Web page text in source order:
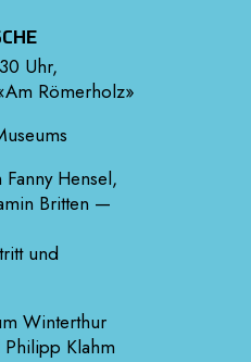
Uhr,
Römerholz»
Hensel,
Britten —
und
Winterthur
Klahm